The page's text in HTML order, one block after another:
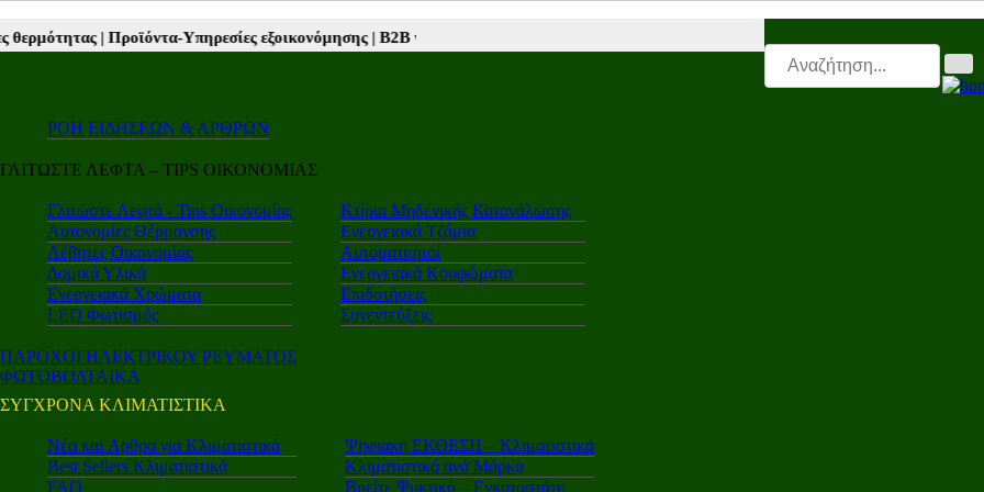
Υπηρεσίες εξοικονόμησης |Β2Β νέα |Autotriti.gr |
ΡΟΗ ΕΙΔΗΣΕΩΝ & ΑΡΘΡΩΝ
ΓΛΙΤΩΣΤΕ ΛΕΦΤΑ – TIPS ΟΙΚΟΝΟΜΙΑΣ
Γλιτώστε Λεφτά - Tips Οικονομίας
Αυτονομίες Θέρμανσης
Λέβητες Οικονομίας
Δομικά Υλικά
Ενεργειακά Χρώματα
LED Φωτισμός
Κτίρια Μηδενικής Κατανάλωσης
Ενεργειακά Τζάμια
Αυτοματισμοί
Ενεργειακά Κουφώματα
Επιδοτήσεις
Συνεντεύξεις
ΠΑΡΟΧΟΙ ΗΛΕΚΤΡΙΚΟΥ ΡΕΥΜΑΤΟΣ
ΦΩΤΟΒΟΛΤΑΙΚΑ
ΣΥΓΧΡΟΝΑ ΚΛΙΜΑΤΙΣΤΙΚΑ
Νέα και Aρθρα για Κλιματιστικά
Best Sellers Κλιματιστικά
FAQ
Ψηφιακή ΕΚΘΕΣΗ – Κλιματιστικά
Κλιματιστικά ανά Μάρκα
Βρείτε Ψυκτικό – Εγκαταστάτη